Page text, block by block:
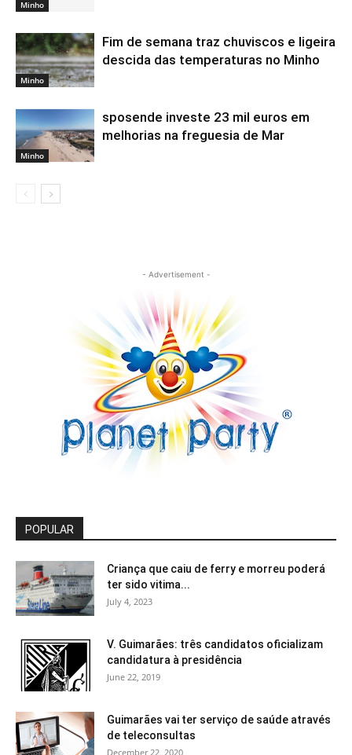
Minho
Minho
Fim de semana traz chuviscos e ligeira
descida das temperaturas no Minho
Minho
sposende investe 23 mil euros em
melhorias na freguesia de Mar
- Advertisement -
POPULAR
Criança que caiu de ferry e morreu poderá
ter sido vitima...
July 4, 2023
V. Guimarães: três candidatos oficializam
candidatura à presidência
June 22, 2019
Guimarães vai ter serviço de saúde através
de teleconsultas
December 22, 2020